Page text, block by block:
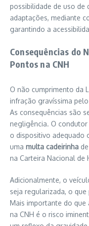
possibilidade de uso de
adaptações, mediante
garantindo a
Consequências do
Pontos na CNH
O não cumprimento da
infração gravíssima
As consequências são
negligência. O
o dispositivo adequado
uma multa cadeirinha
na Carteira Nacional de
Adicionalmente, o
seja regularizada, o
Mais importante do que
na CNH é o risco